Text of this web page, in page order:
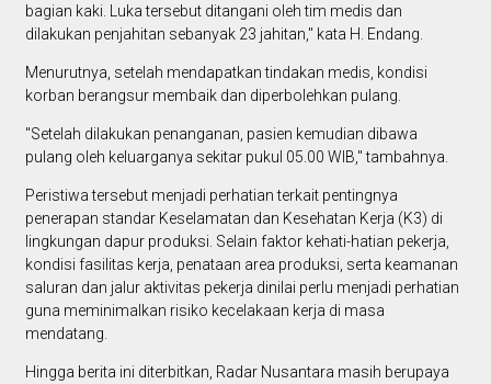
bagian kaki. Luka tersebut ditangani oleh tim medis dan
dilakukan penjahitan sebanyak 23 jahitan," kata H. Endang.
Menurutnya, setelah mendapatkan tindakan medis, kondisi
korban berangsur membaik dan diperbolehkan pulang.
"Setelah dilakukan penanganan, pasien kemudian dibawa
pulang oleh keluarganya sekitar pukul 05.00 WIB," tambahnya.
Peristiwa tersebut menjadi perhatian terkait pentingnya
penerapan standar Keselamatan dan Kesehatan Kerja (K3) di
lingkungan dapur produksi. Selain faktor kehati-hatian pekerja,
kondisi fasilitas kerja, penataan area produksi, serta keamanan
saluran dan jalur aktivitas pekerja dinilai perlu menjadi perhatian
guna meminimalkan risiko kecelakaan kerja di masa
mendatang.
Hingga berita ini diterbitkan, Radar Nusantara masih berupaya